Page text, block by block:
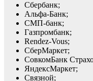
Сбербанк;
Альфа-Банк;
СМП-банк;
Газпромбанк;
Rendez-Vous;
СберМаркет;
СовкомБанк
ЯндексМаркет;
Связной;